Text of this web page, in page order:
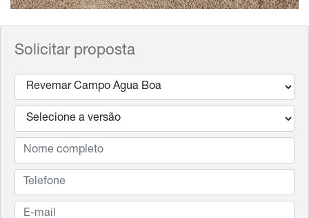
Solicitar proposta